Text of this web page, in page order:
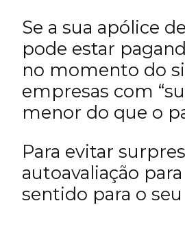
Se a sua apólice
pode estar
no momento do
empresas com
menor do que o
Para evitar
autoavaliação
sentido para o